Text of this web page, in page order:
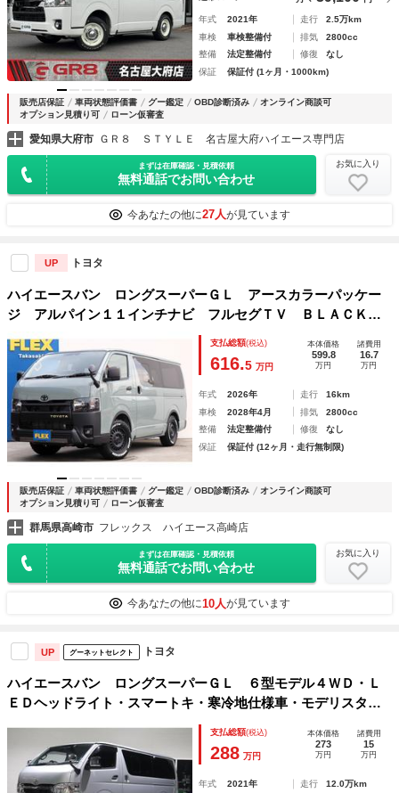
年式 2021年 走行
2.5万km
車検
車検整備付 排気
2800cc
整備
法定整備付 修復
なし
保証
保証付 (1ヶ月・1000km)
販売店保証 車両状態評価書 グー鑑定 OBD診断済み
オンライン商談可
オプション見積り可
ローン仮審査
愛知県大府市 ＧＲ８ ＳＴＹＬＥ 名古屋大府ハイエース専門店
まずは在庫確認・見積依頼
無料通話でお問い合わせ
お気に入り
今あなたの他に27人が見ています
UP トヨタ
ハイエースバン ロングスーパーＧＬ アースカラーパッケー
ジ アルパイン１１インチナビ フルセグＴＶ ＢＬＡＣＫエ
ディション 新品アルミホイール 新品タイヤ メッキ部マッ
トブラック塗装 ＨＤＭＩ／ＵＳＢ ミラーリング ＬＥＤテ
ールライト
支払総額(税込)
616.5 万円
本体価格
599.8
万円
諸費用
16.7
万円
年式 2026年 走行
16km
車検
2028年4月 排気
2800cc
整備
法定整備付 修復
なし
保証
保証付 (12ヶ月・走行無制限)
販売店保証 車両状態評価書 グー鑑定 OBD診断済み
オンライン商談可
オプション見積り可
ローン仮審査
群馬県高崎市 フレックス ハイエース高崎店
まずは在庫確認・見積依頼
無料通話でお問い合わせ
お気に入り
今あなたの他に10人が見ています
UP グーネットセレクト トヨタ
ハイエースバン ロングスーパーＧＬ ６型モデル４ＷＤ・Ｌ
ＥＤヘッドライト・スマートキ・寒冷地仕様車・モデリスタＦ
リップ・ＡＣ１００Ｖ・純正ＳＤナビ・フルセグブルーツース
対応・Ｂカメラ・ＥＴＣ・小窓・１５インチＡＷ・ＴＳＳ・Ｌ
ＤＡ・ＰＣＳ
支払総額(税込)
288 万円
本体価格
273
万円
諸費用
15
万円
年式 2021年 走行
12.0万km